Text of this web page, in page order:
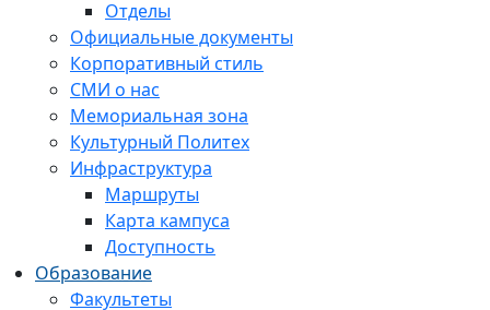
Отделы
Официальные документы
Корпоративный стиль
СМИ о нас
Мемориальная зона
Культурный Политех
Инфраструктура
Маршруты
Карта кампуса
Доступность
Образование
Факультеты